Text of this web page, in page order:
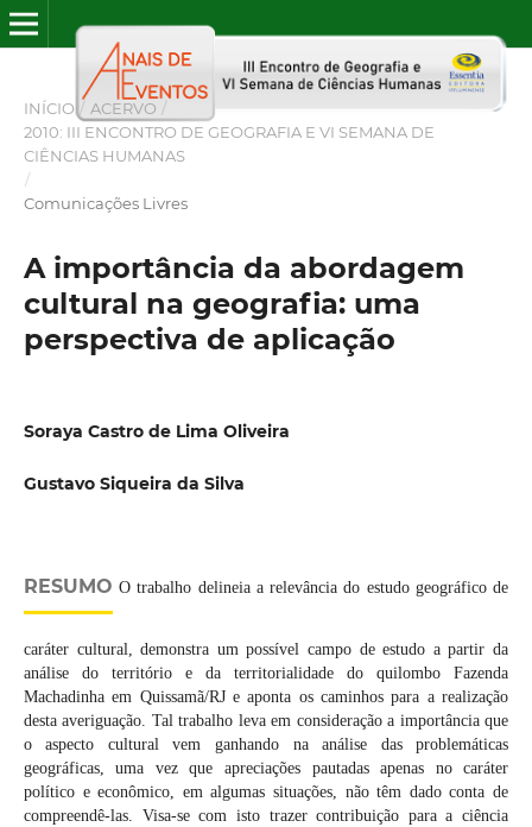
INÍCIO / ACERVO /
2010: III ENCONTRO DE GEOGRAFIA E VI SEMANA DE
CIÊNCIAS HUMANAS
/
Comunicações Livres
A importância da abordagem
cultural na geografia: uma
perspectiva de aplicação
Soraya Castro de Lima Oliveira
Gustavo Siqueira da Silva
RESUMO O trabalho delineia a relevância do estudo geográfico de
caráter cultural, demonstra um possível campo de estudo a partir da
análise do território e da territorialidade do quilombo Fazenda
Machadinha em Quissamã/RJ e aponta os caminhos para a realização
desta averiguação. Tal trabalho leva em consideração a importância que
o aspecto cultural vem ganhando na análise das problemáticas
geográficas, uma vez que apreciações pautadas apenas no caráter
político e econômico, em algumas situações, não têm dado conta de
compreendê-las. Visa-se com isto trazer contribuição para a ciência